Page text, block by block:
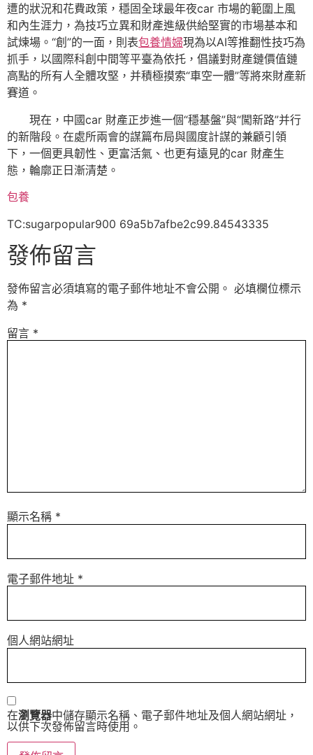
遭的狀況和花費政策，穩固全球最年夜car 市場的範圍上風
和內生涯力，為技巧立異和財產進級供給堅實的市場基本和
試煉場。“創”的一面，則表包養情婦現為以AI等推翻性技巧為
抓手，以國際科創中間等平臺為依托，倡議對財產鏈價值鏈
高點的所有人全體攻堅，并積極摸索“車空一體”等將來財產新
賽道。
現在，中國car 財產正步進一個“穩基盤”與“闖新路”并行
的新階段。在處所兩會的謀篇布局與國度計謀的兼顧引領
下，一個更具韌性、更富活氣、也更有遠見的car 財產生
態，輪廓正日漸清楚。
包養
TC:sugarpopular900 69a5b7afbe2c99.84543335
發佈留言
發佈留言必須填寫的電子郵件地址不會公開。 必填欄位標示
為 *
留言 *
顯示名稱 *
電子郵件地址 *
個人網站網址
在瀏覽器中儲存顯示名稱、電子郵件地址及個人網站網址，
以供下次發佈留言時使用。